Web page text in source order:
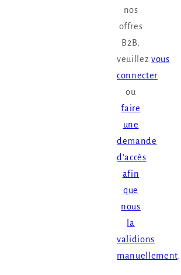
nos
offres
B2B,
veuillez vous
connecter
ou
faire
une
demande
d'accès
afin
que
nous
la
validions
manuellement.